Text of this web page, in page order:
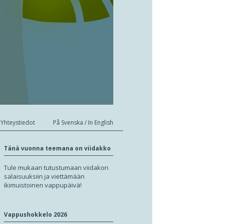
Yhteystiedot På Svenska / In English
Tänä vuonna teemana on viidakko
Tule mukaan tutustumaan viidakon
salaisuuksiin ja viettämään
ikimuistoinen vappupäivä!
Vappushokkelo 2026